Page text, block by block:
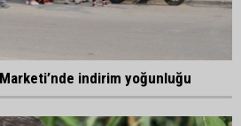
indirim yoğunluğu